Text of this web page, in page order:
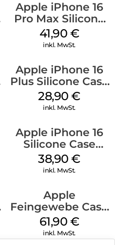
Apple iPhone 16
Pro Max Silicone
Case MagSafe
Ultramarine
41,90 €
inkl. MwSt.
Apple iPhone 16
Plus Silicone Case
MagSafe Black
28,90€
inkl. MwSt.
Apple iPhone 16
Silicone Case
MagSafe
Ultramarine
38,90€
inkl. MwSt.
Apple
Feingewebe Case
iPhone 15 Pro
MagSafe Schwarz
61,90 €
inkl. MwSt.